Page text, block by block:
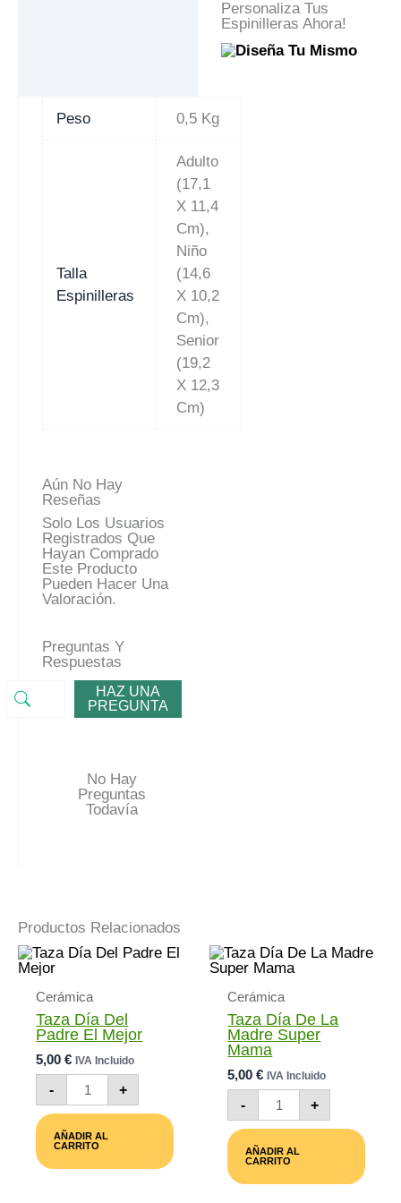
Personaliza Tus
Espinilleras Ahora!
Peso 0,5 Kg
Talla
Espinilleras
Adulto
(17,1
X 11,4
Cm),
Niño
(14,6
X 10,2
Cm),
Senior
(19,2
X 12,3
Cm)
Aún No Hay
Reseñas
Solo Los Usuarios
Registrados Que
Hayan Comprado
Este Producto
Pueden Hacer Una
Valoración.
Preguntas Y
Respuestas
HAZ UNA
PREGUNTA
No Hay
Preguntas
Todavía
Productos Relacionados
Cerámica
Taza Día Del
Padre El Mejor
5,00€ IVA Incluido
-
Taza
Día
Del
El
Cantidad
+
AÑADIR AL
CARRITO
Cerámica
Taza Día De La
Madre Super
Mama
5,00€ IVA Incluido
-
Taza
Día
De
Madre
Mama
+
AÑADIR AL
CARRITO